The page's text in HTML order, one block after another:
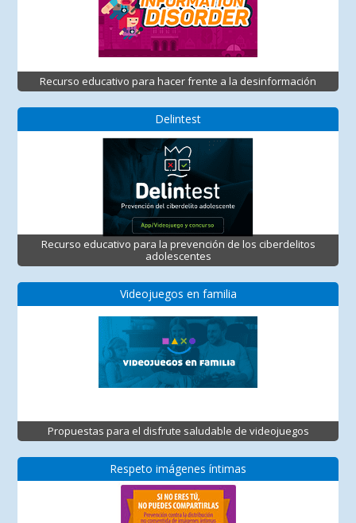
Recurso educativo para hacer frente a la desinformación
Delintest
Recurso educativo para la prevención de los ciberdelitos
adolescentes
Videojuegos en familia
Propuestas para el disfrute saludable de videojuegos
Respeto imágenes íntimas